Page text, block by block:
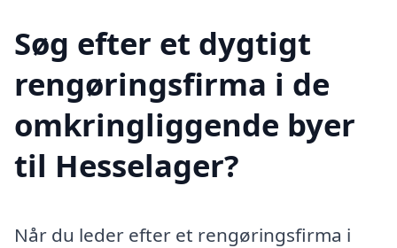
Søg efter et dygtigt
rengøringsfirma i de
omkringliggende byer
til Hesselager?
Når du leder efter et rengøringsfirma i